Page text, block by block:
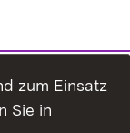
zum Einsatz
Sie in